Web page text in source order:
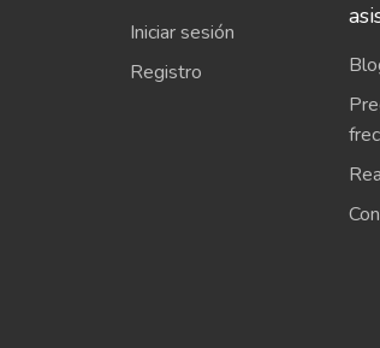
Iniciar sesión
Registro